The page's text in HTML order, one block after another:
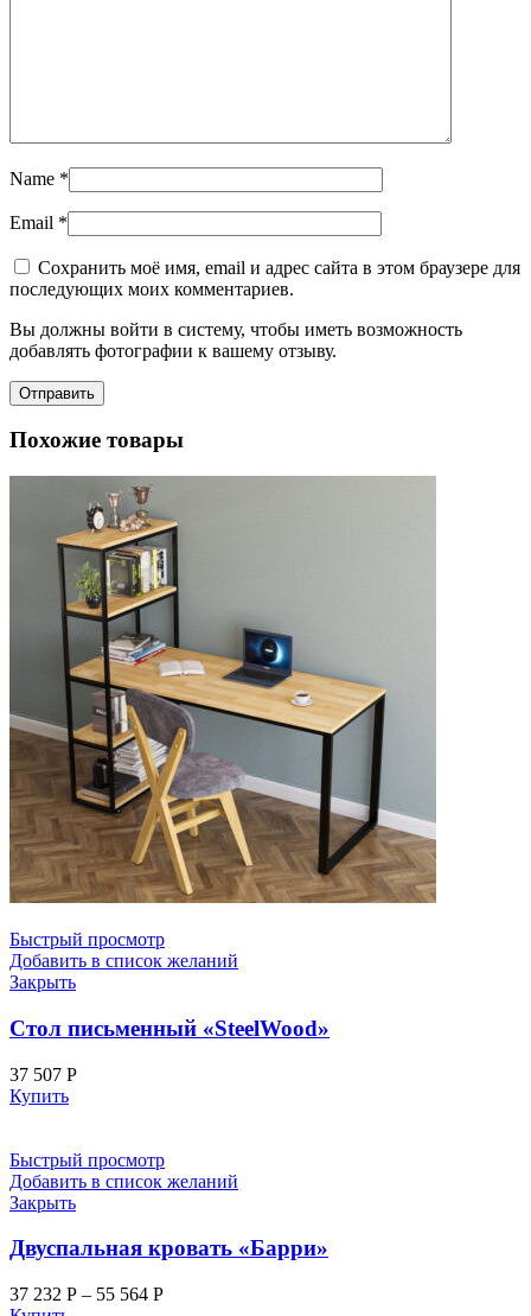
Name *
Email *
Сохранить моё имя, email и адрес сайта в этом браузере для
последующих моих комментариев.
Вы должны войти в систему, чтобы иметь возможность
добавлять фотографии к вашему отзыву.
Похожие товары
Быстрый просмотр
Добавить в список желаний
Закрыть
Стол письменный «SteelWood»
37 507 Р
Купить
Быстрый просмотр
Добавить в список желаний
Закрыть
Двуспальная кровать «Барри»
37 232 Р – 55 564 Р